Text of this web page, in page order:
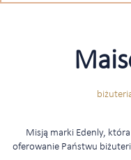
Misją marki Edenly,
oferowanie Państwu